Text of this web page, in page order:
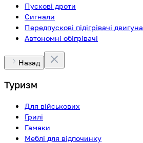
Пускові дроти
Сигнали
Передпускові підігрівачі двигуна
Автономні обігрівачі
Назад
Туризм
Для військових
Грилі
Гамаки
Меблі для відпочинку